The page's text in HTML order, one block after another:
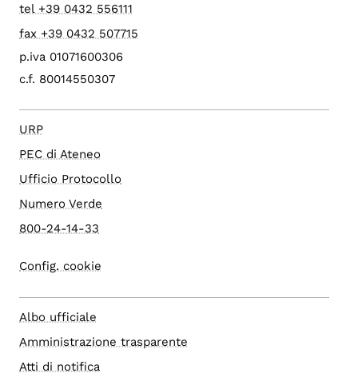
tel +39 0432 556111
fax +39 0432 507715
p.iva 01071600306
c.f. 80014550307
URP
PEC di Ateneo
Ufficio Protocollo
Numero Verde
800-24-14-33
Config. cookie
Albo ufficiale
Amministrazione trasparente
Atti di notifica